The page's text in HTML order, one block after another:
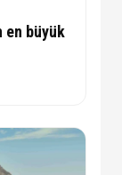
en büyük